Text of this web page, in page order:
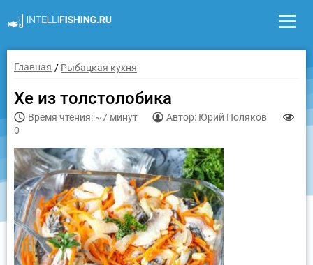
Главная Рыбацкая кухня
Хе из толстолобика
Время чтения: ~7 минут
Автор: Юрий Поляков
0